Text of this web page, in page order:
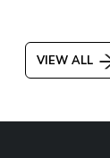
VIEW ALL